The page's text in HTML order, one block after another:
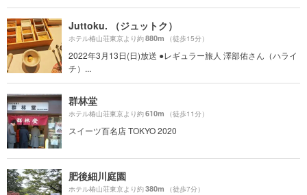
Juttoku. （ジュットク）
ホテル椿山荘東京より約880m （徒歩15分）
2022年3月13日(日)放送 ●レギュラー旅人 澤部佑さん（ハライ
チ）...
群林堂
ホテル椿山荘東京より約610m （徒歩11分）
スイーツ百名店 TOKYO 2020
肥後細川庭園
ホテル椿山荘東京より約380m （徒歩7分）